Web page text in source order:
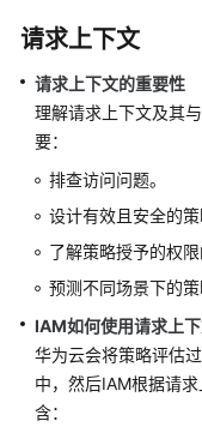
为
身
限
管
理
账
号
安
请求上下文
请求上下文的重要性
理解请求上下文及其
要：
排查访问问题。
设计有效且安全的策
了解策略授予的权限
预测不同场景下的策
IAM如何使用请求上
华为云会将策略评估
中，然后IAM根据请
含：